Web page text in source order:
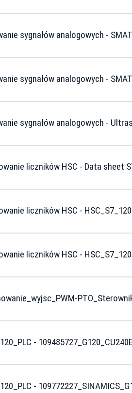
sygnałów analogowych -
sygnałów analogowych -
sygnałów analogowych -
liczników HSC - Data sheet
liczników HSC -
liczników HSC -
-
-